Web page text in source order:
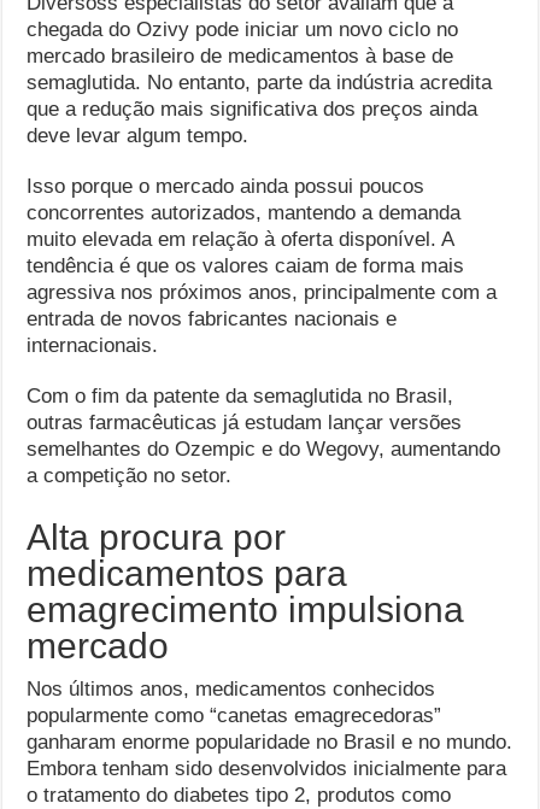
chegada do Ozivy pode iniciar um novo ciclo no
mercado brasileiro de medicamentos à base de
semaglutida. No entanto, parte da indústria acredita
que a redução mais significativa dos preços ainda
deve levar algum tempo.
Isso porque o mercado ainda possui poucos
concorrentes autorizados, mantendo a demanda
muito elevada em relação à oferta disponível. A
tendência é que os valores caiam de forma mais
agressiva nos próximos anos, principalmente com a
entrada de novos fabricantes nacionais e
internacionais.
Com o fim da patente da semaglutida no Brasil,
outras farmacêuticas já estudam lançar versões
semelhantes do Ozempic e do Wegovy, aumentando
a competição no setor.
Alta procura por
medicamentos para
emagrecimento impulsiona
mercado
Nos últimos anos, medicamentos conhecidos
popularmente como “canetas emagrecedoras”
ganharam enorme popularidade no Brasil e no mundo.
Embora tenham sido desenvolvidos inicialmente para
o tratamento do diabetes tipo 2, produtos como